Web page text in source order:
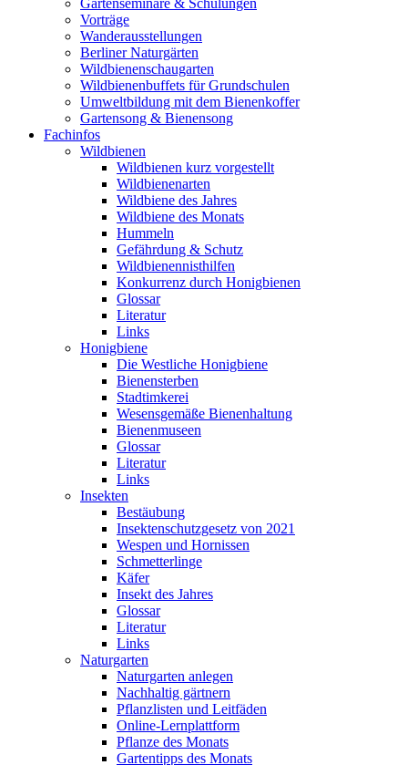
Gartenseminare & Schulungen
Vorträge
Wanderausstellungen
Berliner Naturgärten
Wildbienenschaugarten
Wildbienenbuffets für Grundschulen
Umweltbildung mit dem Bienenkoffer
Gartensong & Bienensong
Fachinfos
Wildbienen
Wildbienen kurz vorgestellt
Wildbienenarten
Wildbiene des Jahres
Wildbiene des Monats
Hummeln
Gefährdung & Schutz
Wildbienennisthilfen
Konkurrenz durch Honigbienen
Glossar
Literatur
Links
Honigbiene
Die Westliche Honigbiene
Bienensterben
Stadtimkerei
Wesensgemäße Bienenhaltung
Bienenmuseen
Glossar
Literatur
Links
Insekten
Bestäubung
Insektenschutzgesetz von 2021
Wespen und Hornissen
Schmetterlinge
Käfer
Insekt des Jahres
Glossar
Literatur
Links
Naturgarten
Naturgarten anlegen
Nachhaltig gärtnern
Pflanzlisten und Leitfäden
Online-Lernplattform
Pflanze des Monats
Gartentipps des Monats